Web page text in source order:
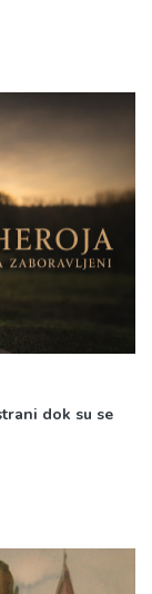
dok su se